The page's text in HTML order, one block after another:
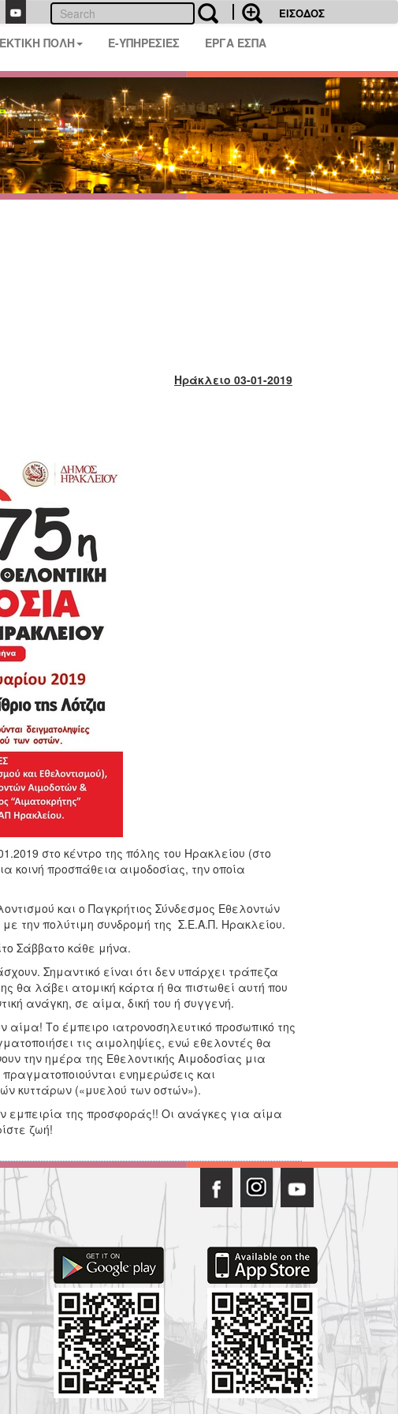
ΕΙΣΟΔΟΣ
ΠΟΛΗ E-ΥΠΗΡΕΣΙΕΣ ΕΡΓΑ ΕΣΠΑ
Ηράκλειο 03-01-2019
στο κέντρο της πόλης του Ηρακλείου (στο
κοινή προσπάθεια αιμοδοσίας, την οποία
και ο Παγκρήτιος Σύνδεσμος Εθελοντών
την πολύτιμη συνδρομή της Σ.Ε.Α.Π. Ηρακλείου.
Σάββατο κάθε μήνα.
Σημαντικό είναι ότι δεν υπάρχει τράπεζα
θα λάβει ατομική κάρτα ή θα πιστωθεί αυτή που
ανάγκη, σε αίμα, δική του ή συγγενή.
Το έμπειρο ιατρονοσηλευτικό προσωπικό της
τις αιμοληψίες, ενώ εθελοντές θα
την ημέρα της Εθελοντικής Αιμοδοσίας μια
ενημερώσεις και
κυττάρων («μυελού των οστών»).
εμπειρία της προσφοράς!! Οι ανάγκες για αίμα
ζωή!